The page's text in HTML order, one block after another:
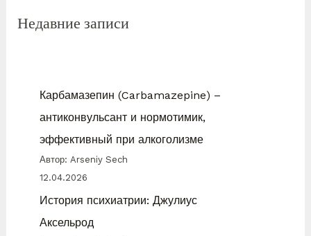
Недавние записи
Карбамазепин (Carbamazepine) –
антиконвульсант и нормотимик,
эффективный при алкоголизме
Автор: Arseniy Sech
12.04.2026
История психиатрии: Джулиус
Аксельрод